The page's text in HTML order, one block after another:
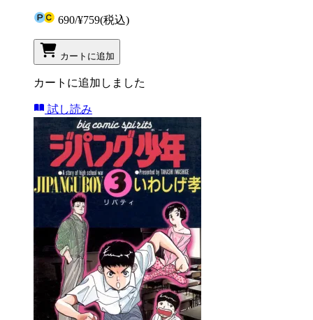
690/¥759(税込)
カートに追加
カートに追加しました
試し読み